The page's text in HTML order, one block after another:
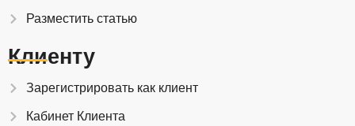
Разместить статью
Клиенту
Зарегистрировать как клиент
Кабинет Клиента